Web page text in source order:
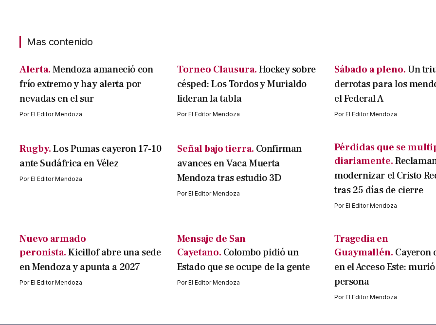
Mas contenido
Alerta. Mendoza amaneció con
frío extremo y hay alerta por
nevadas en el sur
PorEl Editor Mendoza
Torneo Clausura.Hockey sobre
césped: Los Tordos y Murialdo
lideran la tabla
PorEl Editor Mendoza
Sábado a pleno.Un
derrotas para los
el Federal A
PorEl Editor Mendoza
Rugby. Los Pumas cayeron 17-10
ante Sudáfrica en Vélez
PorEl Editor Mendoza
Señal bajo tierra. Confirman
avances en Vaca Muerta
Mendoza tras estudio 3D
PorEl Editor Mendoza
Pérdidas que se
diariamente.
modernizar el Cristo
tras 25 días de cierre
PorEl Editor Mendoza
Nuevo armado
peronista. Kicillof abre una sede
en Mendoza y apunta a 2027
PorEl Editor Mendoza
Mensaje de San
Cayetano. Colombo pidió un
Estado que se ocupe de la gente
PorEl Editor Mendoza
Tragedia en
Guaymallén. Cayeron
en el Acceso Este:
persona
PorEl Editor Mendoza